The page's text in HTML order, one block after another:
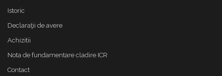
Istoric
Declaraţii de avere
Achizitii
Nota de fundamentare cladire ICR
Contact